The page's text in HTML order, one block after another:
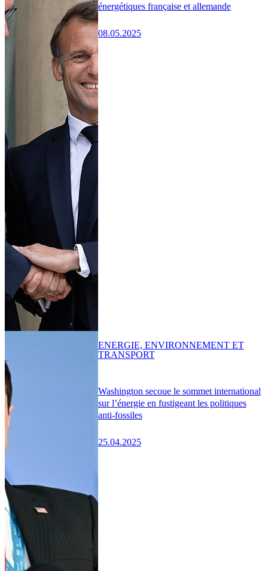
énergétiques française et allemande
08.05.2025
Washington secoue le sommet international
sur l’énergie en fustigeant les politiques
anti-fossiles
25.04.2025
ENERGIE, ENVIRONNEMENT ET
TRANSPORT